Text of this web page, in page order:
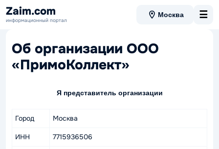
Zaim.com
информационный портал
Москва ☰
Об организации ООО
«ПримоКоллект»
Я представитель организации
Город Москва
ИНН 7715936506